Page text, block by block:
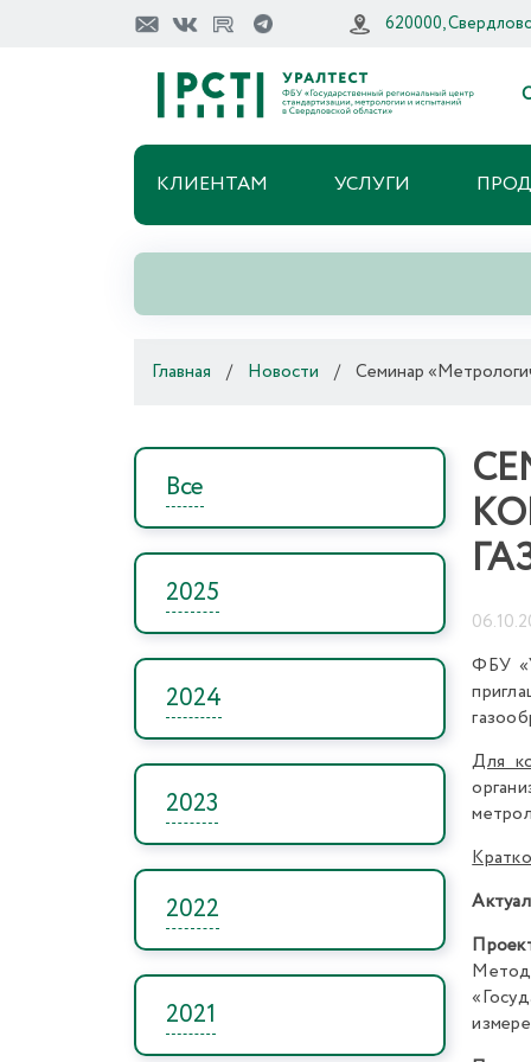
620000,
КЛИЕНТАМ УСЛУГИ
Главная / Новости / Семинар
Все
2025
2024
2023
2022
2021
ФБУ
Для